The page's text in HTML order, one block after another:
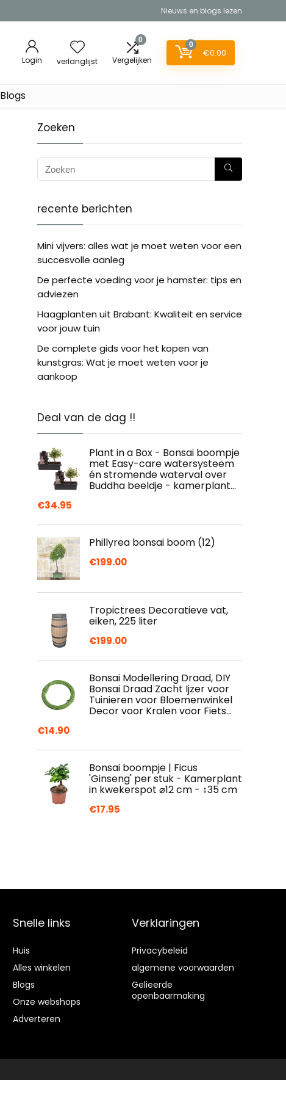
Nieuws en blogs lezen
Login verlanglijst
0
Vergelijken
0
€0.00
Blogs
Zoeken
recente berichten
Mini vijvers: alles wat je moet weten voor een
succesvolle aanleg
De perfecte voeding voor je hamster: tips en
adviezen
Haagplanten uit Brabant: Kwaliteit en service
voor jouw tuin
De complete gids voor het kopen van
kunstgras: Wat je moet weten voor je
aankoop
Deal van de dag !!
Plant in a Box - Bonsai boompje
met Easy-care watersysteem
én stromende waterval over
Buddha beeldje - kamerplant…
€34.95
Phillyrea bonsai boom (12)
€199.00
Tropictrees Decoratieve vat,
eiken, 225 liter
€199.00
Bonsai Modellering Draad, DIY
Bonsai Draad Zacht Ijzer voor
Tuinieren voor Bloemenwinkel
Decor voor Kralen voor Fiets…
€14.90
Bonsai boompje | Ficus
'Ginseng' per stuk - Kamerplant
in kwekerspot ⌀12 cm - ↕35 cm
€17.95
Snelle links
Huis
Alles winkelen
Blogs
Onze webshops
Adverteren
Verklaringen
Privacybeleid
algemene voorwaarden
Gelieerde
openbaarmaking